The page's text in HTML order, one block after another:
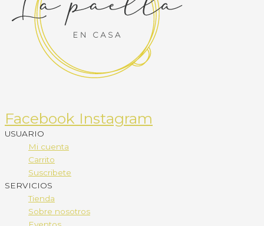
Facebook Instagram
USUARIO
Mi cuenta
Carrito
Suscribete
SERVICIOS
Tienda
Sobre nosotros
Eventos